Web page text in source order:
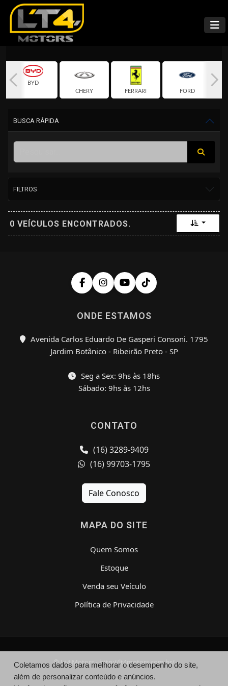
BYD
CHERY
FERRARI FORD
BUSCA RÁPIDA
FILTROS
0 VEÍCULOS ENCONTRADOS. Toggle
ONDE ESTAMOS
Avenida Carlos Eduardo De Gasperi Consoni. 1795
Jardim Botânico - Ribeirão Preto - SP
Seg a Sex: 9hs às 18hs
Sábado: 9hs às 12hs
CONTATO
(16) 3289-9409
(16) 99703-1795
Fale Conosco
MAPA DO SITE
Quem Somos
Estoque
Venda seu Veículo
Política de Privacidade
© Lt4 Motors - http://lt4motors.com.br/
Coletamos dados para melhorar o desempenho do site,
além de personalizar conteúdo e anúncios.